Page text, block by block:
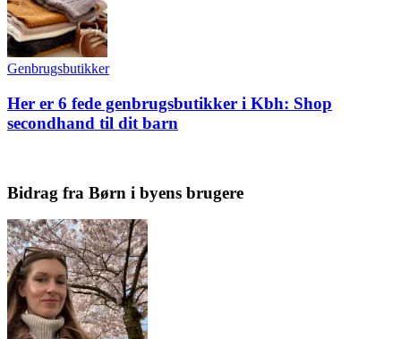
Genbrugsbutikker
Her er 6 fede genbrugsbutikker i Kbh: Shop
secondhand til dit barn
Bidrag fra Børn i byens brugere